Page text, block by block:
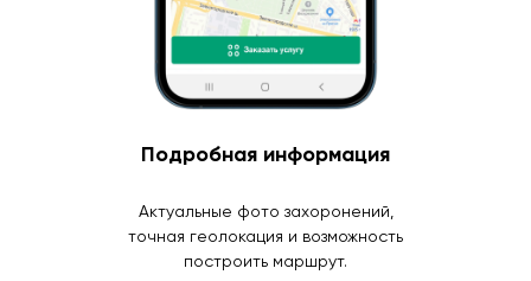
Подробная информация
Актуальные фото захоронений,
точная геолокация и возможность
построить маршрут.